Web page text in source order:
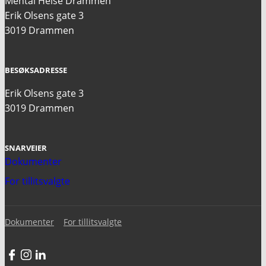
Erik Olsens gate 3
3019 Drammen
BESØKSADRESSE
Erik Olsens gate 3
3019 Drammen
SNARVEIER
Dokumenter
For tillitsvalgte
Dokumenter For tillitsvalgte